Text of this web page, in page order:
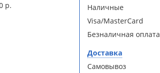
р.
Наличные
Visa/MasterCard
Безналичная оплата
Доставка
Самовывоз